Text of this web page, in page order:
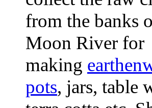
from the banks
Moon River for
making
pots, jars, table